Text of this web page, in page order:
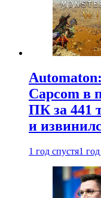
Capcom в
ПК за 441
и
1 год спустя1